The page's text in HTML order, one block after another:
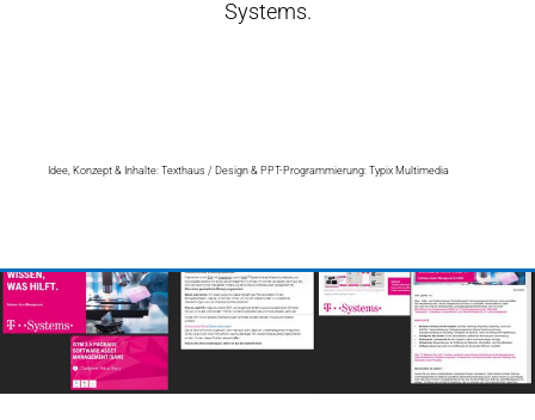
Systems.
Idee, Konzept & Inhalte: Texthaus / Design & PPT-Programmierung: Typix Multimedia